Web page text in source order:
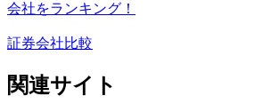
会社をランキング！
証券会社比較
関連サイト